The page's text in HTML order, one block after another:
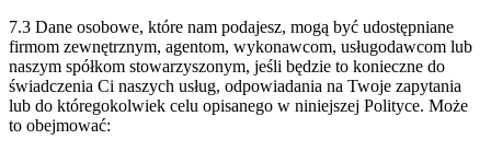
7.3 Dane osobowe, które nam podajesz, mogą być udostępniane
firmom zewnętrznym, agentom, wykonawcom, usługodawcom lub
naszym spółkom stowarzyszonym, jeśli będzie to konieczne do
świadczenia Ci naszych usług, odpowiadania na Twoje zapytania
lub do któregokolwiek celu opisanego w niniejszej Polityce. Może
to obejmować: